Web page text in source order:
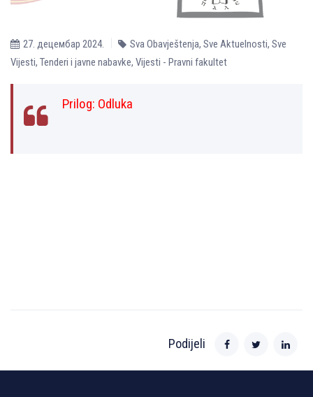
27. децембар 2024. Sva Obavještenja, Sve Aktuelnosti, Sve
Vijesti, Tenderi i javne nabavke, Vijesti - Pravni fakultet
Prilog: Odluka
Podijeli